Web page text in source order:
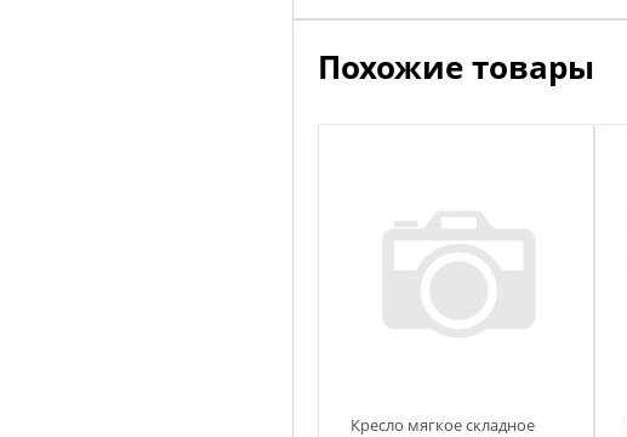
Похожие товары
Кресло мягкое складное